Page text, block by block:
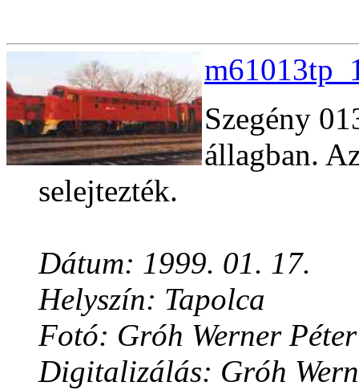
Szegény
állagban.
selejtezték.
Dátum: 1999. 01. 17.
Helyszín: Tapolca
Fotó: Gróh Werner Péter
Digitalizálás: Gróh